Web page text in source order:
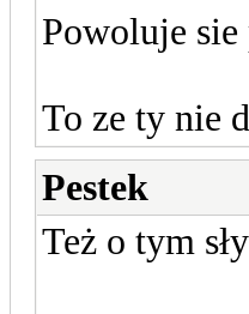
Powoluje
To ze ty nie
Pestek
Też o tym